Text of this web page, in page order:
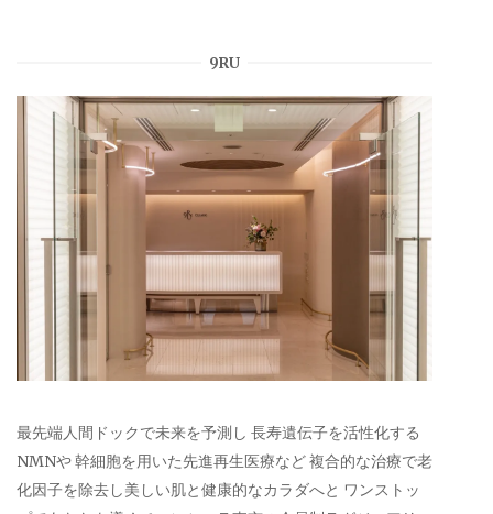
9RU
最先端人間ドックで未来を予測し 長寿遺伝子を活性化する
NMNや 幹細胞を用いた先進再生医療など 複合的な治療で老
化因子を除去し美しい肌と健康的なカラダへと ワンストッ